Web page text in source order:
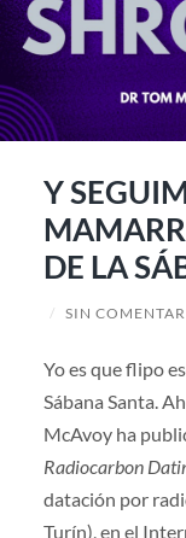
Y
DE LA
/ SIN
Yo es que flipo
Sábana Santa.
McAvoy ha
Radiocarbon
datación por
Turín), en el